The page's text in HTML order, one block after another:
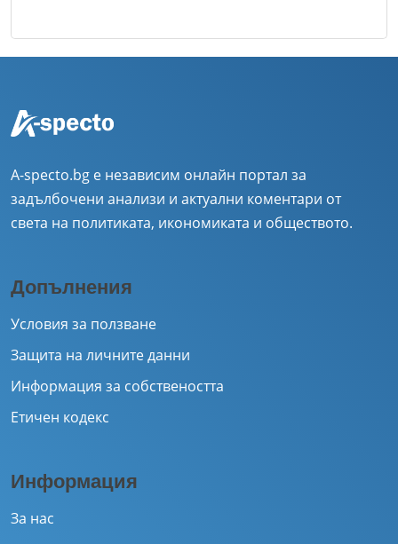
A-specto.bg е независим онлайн портал за
задълбочени анализи и актуални коментари от
света на политиката, икономиката и обществото.
Допълнения
Условия за ползване
Защита на личните данни
Информация за собствеността
Етичен кодекс
Информация
За нас